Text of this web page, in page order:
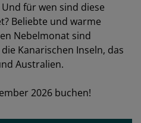
für wen sind diese
Beliebte und warme
Nebelmonat sind
Kanarischen Inseln, das
Australien.
2026 buchen!